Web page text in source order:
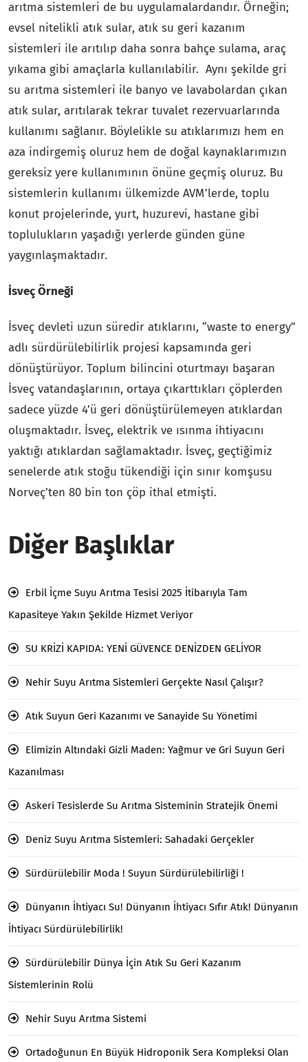
arıtma sistemleri de bu uygulamalardandır. Örneğin;
evsel nitelikli atık sular, atık su geri kazanım
sistemleri ile arıtılıp daha sonra bahçe sulama, araç
yıkama gibi amaçlarla kullanılabilir. Aynı şekilde gri
su arıtma sistemleri ile banyo ve lavabolardan çıkan
atık sular, arıtılarak tekrar tuvalet rezervuarlarında
kullanımı sağlanır. Böylelikle su atıklarımızı hem en
aza indirgemiş oluruz hem de doğal kaynaklarımızın
gereksiz yere kullanımının önüne geçmiş oluruz. Bu
sistemlerin kullanımı ülkemizde AVM’lerde, toplu
konut projelerinde, yurt, huzurevi, hastane gibi
toplulukların yaşadığı yerlerde günden güne
yaygınlaşmaktadır.
İsveç Örneği
İsveç devleti uzun süredir atıklarını, “waste to energy”
adlı sürdürülebilirlik projesi kapsamında geri
dönüştürüyor. Toplum bilincini oturtmayı başaran
İsveç vatandaşlarının, ortaya çıkarttıkları çöplerden
sadece yüzde 4’ü geri dönüştürülemeyen atıklardan
oluşmaktadır. İsveç, elektrik ve ısınma ihtiyacını
yaktığı atıklardan sağlamaktadır. İsveç, geçtiğimiz
senelerde atık stoğu tükendiği için sınır komşusu
Norveç’ten 80 bin ton çöp ithal etmişti.
Diğer Başlıklar
Erbil İçme Suyu Arıtma Tesisi 2025 İtibarıyla Tam
Kapasiteye Yakın Şekilde Hizmet Veriyor
SU KRİZİ KAPIDA: YENİ GÜVENCE DENİZDEN GELİYOR
Nehir Suyu Arıtma Sistemleri Gerçekte Nasıl Çalışır?
Atık Suyun Geri Kazanımı ve Sanayide Su Yönetimi
Elimizin Altındaki Gizli Maden: Yağmur ve Gri Suyun Geri
Kazanılması
Askeri Tesislerde Su Arıtma Sisteminin Stratejik Önemi
Deniz Suyu Arıtma Sistemleri: Sahadaki Gerçekler
Sürdürülebilir Moda ! Suyun Sürdürülebilirliği !
Dünyanın İhtiyacı Su! Dünyanın İhtiyacı Sıfır Atık! Dünyanın
İhtiyacı Sürdürülebilirlik!
Sürdürülebilir Dünya İçin Atık Su Geri Kazanım
Sistemlerinin Rolü
Nehir Suyu Arıtma Sistemi
Ortadoğunun En Büyük Hidroponik Sera Kompleksi Olan